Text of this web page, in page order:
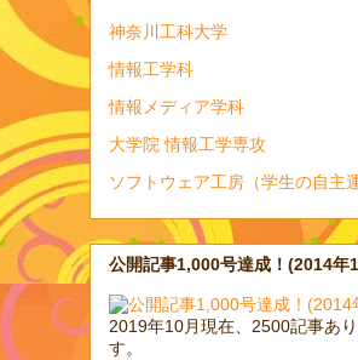
神奈川工科大学
情報工学科
情報メディア学科
大学院 情報工学専攻
ソフトウェア工房（学生の自主
公開記事1,000号達成！(2014年
2019年10月現在、2500記事あり
す。